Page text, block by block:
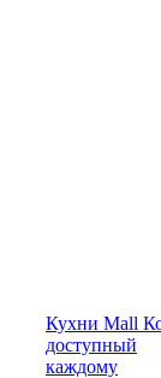
Кухни Mall
доступный
каждому